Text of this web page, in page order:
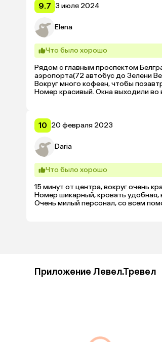
9.7 3 июля 2024
Elena
Что было хорошо
Рядом с главным проспектом
аэропорта(72 автобус до Зелени
Вокруг много кофеен, чтобы
Номер красивый. Окна выходили во
стены. Вход в отель по коду, когда
регулярно
Приятный персонал, на все
10 20 февраля 2023
Daria
Что было хорошо
15 минут от центра, вокруг очень
Номер шикарный, кровать удобная,
Очень милый персонал, со всем
Приложение Левел.Тревел